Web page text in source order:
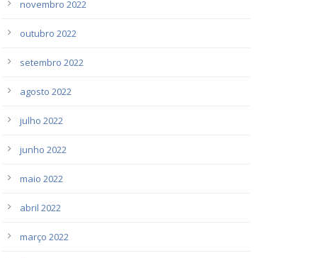
novembro 2022
outubro 2022
setembro 2022
agosto 2022
julho 2022
junho 2022
maio 2022
abril 2022
março 2022